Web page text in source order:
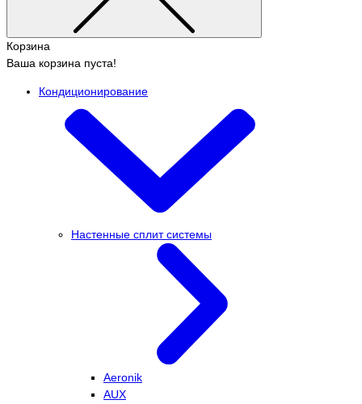
Корзина
Ваша корзина пуста!
Кондиционирование
Настенные сплит системы
Aeronik
AUX